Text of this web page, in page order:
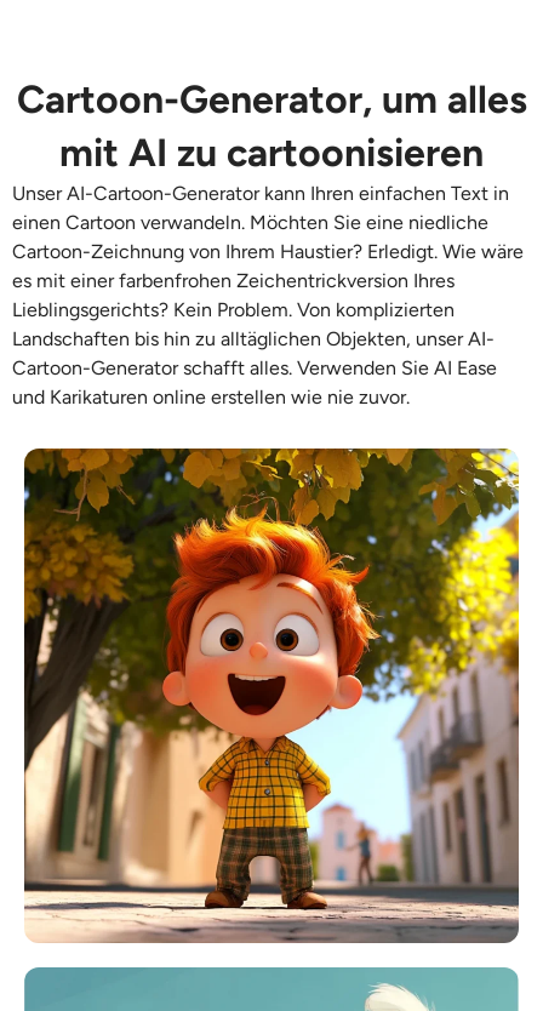
KI-Stil-Bildgenerator
Hochformat-Werkzeuge
Frisuren-Wechsler
Kleiderbügel
KI-Baby
Headshot-Generator Pro
KI-Headshot-Generator
Passfoto-Ersteller
Video-Werkzeuge
Videoeffekte
Video-Verstärker
Video-Wasserzeichen-Entferner
Cartoon-Generator, um alles
mit AI zu cartoonisieren
UnserAI-Cartoon-Generatorkann Ihren einfachen Text in
einen Cartoon verwandeln. Möchten Sie eine niedliche
Cartoon-Zeichnung von Ihrem Haustier? Erledigt. Wie wäre
es mit einer farbenfrohen Zeichentrickversion Ihres
Lieblingsgerichts? Kein Problem. Von komplizierten
Landschaften bis hin zu alltäglichen Objekten, unserAI-
Cartoon-Generatorschafft alles. Verwenden Sie AI Ease
und Karikaturen online erstellen wie nie zuvor.